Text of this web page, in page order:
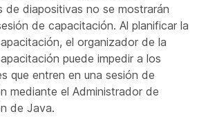
de diapositivas no se mostrarán
de capacitación. Al planificar la
el organizador de la
puede impedir a los
que entren en una sesión de
mediante el Administrador de
de Java.